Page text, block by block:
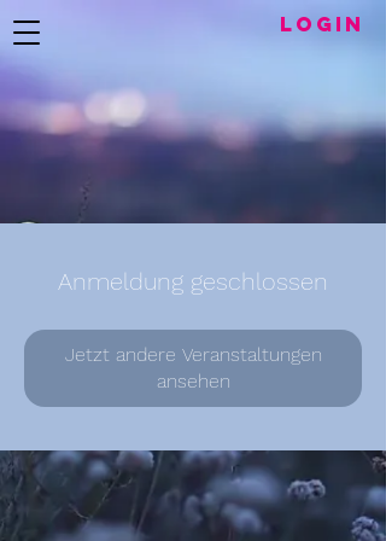
LogIN
Anmeldung geschlossen
Jetzt andere Veranstaltungen
ansehen